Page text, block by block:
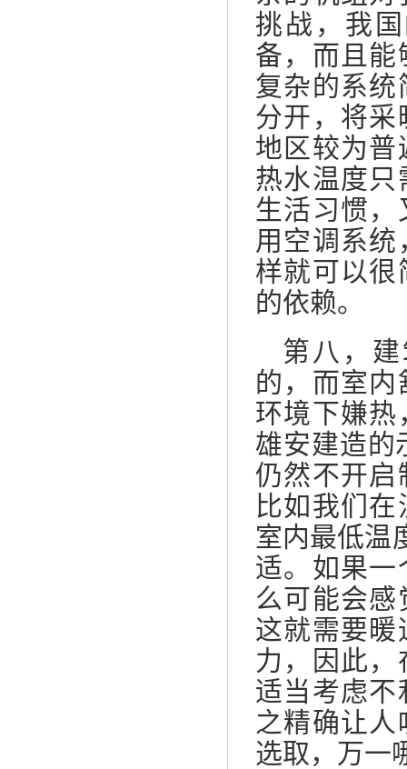
挑战，我
备，而且能
复杂的系统
分开，将采
地区较为普
热水温度只
生活习惯，
用空调系
样就可以很
的依赖。
第八，
的，而室
环境下嫌
雄安建造的
仍然不开启
比如我们
室内最低温
适。如果一
么可能会
这就需要
力，因此
适当考虑不
之精确让
选取，万一